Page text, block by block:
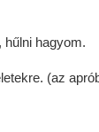
hagyom.
(az